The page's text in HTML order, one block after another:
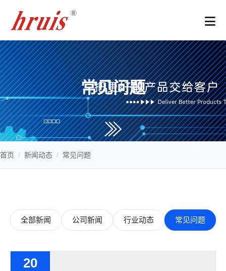
常见问题
首页 / 新闻动态 / 常见问题
全部新闻 公司新闻 行业动态 常见问题
20